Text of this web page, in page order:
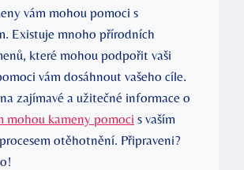
vám mohou pomoci s
Existuje mnoho přírodních
které mohou podpořit vaši
vám dosáhnout vašeho cíle.
zajímavé a užitečné informace o
mohou kameny pomoci s vaším
otěhotnění. Připraveni?